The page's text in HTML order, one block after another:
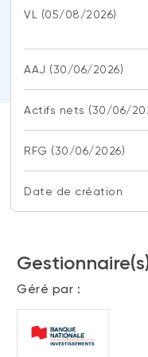
(FNB)
FNB de rotation
FNB durables
SOLUTIONS DE
Portefeuilles FNB
Portefeuilles
Placements privés
Articles
Vidéos
Livres blancs
DOCUMENTS
Rapports
Aperçus de fonds
Addendas
Relevés SPEP
d’intérêts (PDF)
CONNEXION
Portail de
VL (05/08/2026)
AAJ (30/06/2026)
Actifs nets (30/06/
RFG (30/06/2026)
Date de création
Géré par :